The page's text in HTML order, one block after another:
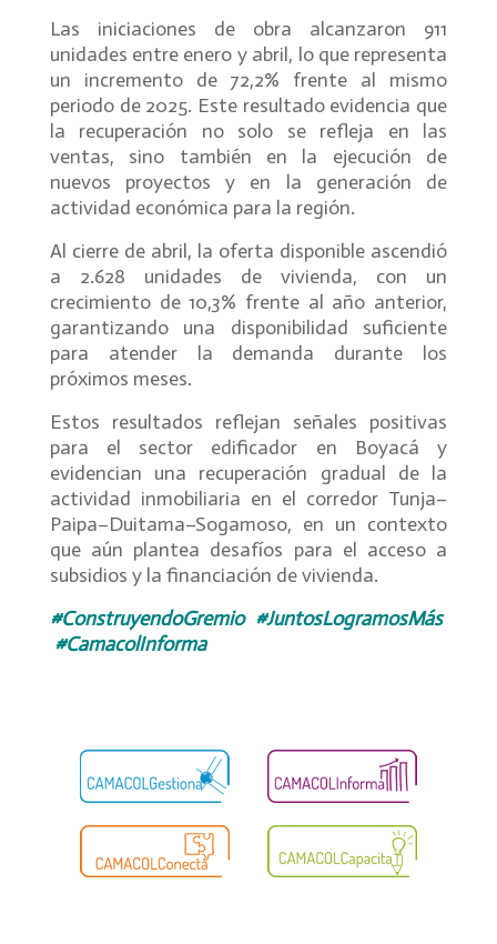
Las iniciaciones de obra alcanzaron 911
unidades entre enero y abril, lo que representa
un incremento de 72,2% frente al mismo
periodo de 2025. Este resultado evidencia que
la recuperación no solo se refleja en las
ventas, sino también en la ejecución de
nuevos proyectos y en la generación de
actividad económica para la región.
Al cierre de abril, la oferta disponible ascendió
a 2.628 unidades de vivienda, con un
crecimiento de 10,3% frente al año anterior,
garantizando una disponibilidad suficiente
para atender la demanda durante los
próximos meses.
Estos resultados reflejan señales positivas
para el sector edificador en Boyacá y
evidencian una recuperación gradual de la
actividad inmobiliaria en el corredor Tunja–
Paipa–Duitama–Sogamoso, en un contexto
que aún plantea desafíos para el acceso a
subsidios y la financiación de vivienda.
#ConstruyendoGremio #JuntosLogramosMás
#CamacolInforma